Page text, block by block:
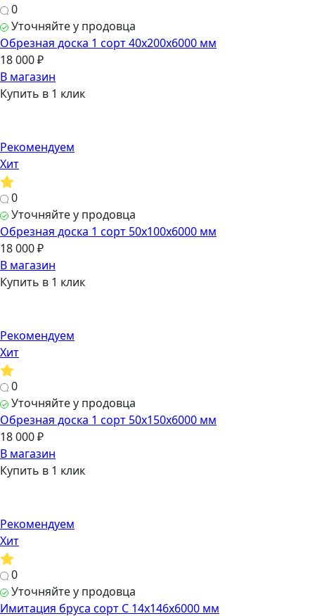
0
Уточняйте у продовца
Обрезная доска 1 сорт 40х200х6000 мм
18 000 ₽
В магазин
Купить в 1 клик
Рекомендуем
Хит
0
Уточняйте у продовца
Обрезная доска 1 сорт 50х100х6000 мм
18 000 ₽
В магазин
Купить в 1 клик
Рекомендуем
Хит
0
Уточняйте у продовца
Обрезная доска 1 сорт 50х150х6000 мм
18 000 ₽
В магазин
Купить в 1 клик
Рекомендуем
Хит
0
Уточняйте у продовца
Имитация бруса сорт С 14х146х6000 мм